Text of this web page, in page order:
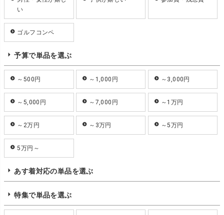
い
ゴルフコンペ
予算で単品を選ぶ
～500円 ～1,000円 ～3,000円
～5,000円 ～7,000円 ～1万円
～2万円 ～3万円 ～5万円
5万円～
あす着対応の単品を選ぶ
特集で単品を選ぶ